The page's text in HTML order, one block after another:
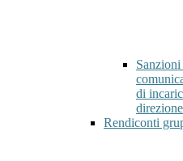
di
Rendiconti